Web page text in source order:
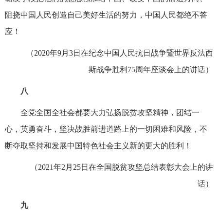
阻挠中国人民创造自己美好生活的努力，中国人民都绝不答
应！
（2020年9月3日在纪念中国人民抗日战争暨世界反法西
斯战争胜利75周年座谈会上的讲话）
八
全党全国全社会都要大力弘扬脱贫攻坚精神，团结一
心，英勇奋斗，坚决战胜前进道路上的一切困难和风险，不
断夺取坚持和发展中国特色社会主义新的更大的胜利！
（2021年2月25日在全国脱贫攻坚总结表彰大会上的讲
话）
九